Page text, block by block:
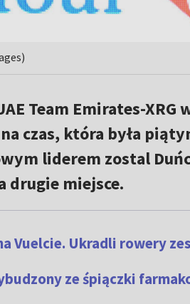
Team Emirates-
czas, która była
liderem zostal
drugie miejsce.
Vuelcie. Ukradli rowery
ze śpiączki